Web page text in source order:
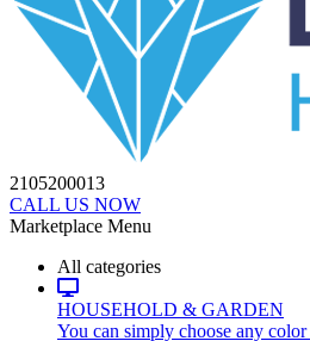
2105200013
CALL US NOW
Marketplace Menu
All categories
HOUSEHOLD & GARDEN
You can simply choose any